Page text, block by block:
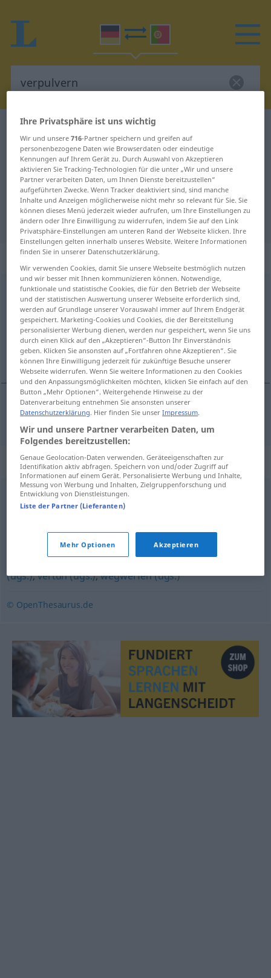
Deutsch-Portugiesisch Wörterbuch
Deutsch-Portugiesisch
Übersetzung für "verpulvern"
"verpulvern" Portugiesisch
Übersetzung
„verpulvern“
verpulvern [fɛrˈpʊlvərn] <-re; verpulvern>
Übersicht aller Übersetzungen
(Für mehr Details die Übersetzung anklicken/antippen)
malbaratar
malbaratar verpulvern
Synonyme für "verpulvern"
wegschmeißen (ugs.),verschleudern (ugs.)
verprassen
durchbringen (Vermögen)
verjubeln (ugs.),aasen (mit) (ugs.),verplempern
(ugs.),vertun (ugs.),wegwerfen (ugs.)
© OpenThesaurus.de
Ihre Privatsphäre ist uns wichtig
Wir und unsere716-Partner speichern und greifen auf
personenbezogene Daten wie Browserdaten oder eindeutige
Kennungen auf Ihrem Gerät zu. Durch Auswahl von Akzeptieren
aktivieren Sie Tracking-Technologien für die unter „Wir und unsere
Partner verarbeiten Daten, um Ihnen Dienste bereitzustellen“
aufgeführten Zwecke. Wenn Tracker deaktiviert sind, sind manche
Inhalte und Anzeigen möglicherweise nicht mehr so relevant für Sie. Sie
können dieses Menü jederzeit wieder aufrufen, um Ihre Einstellungen zu
ändern oder Ihre Einwilligung zu widerrufen, indem Sie auf den Link
Privatsphäre-Einstellungen am unteren Rand der Webseite klicken. Ihre
Einstellungen gelten innerhalb unseres Website. Weitere Informationen
finden Sie in unserer Datenschutzerklärung.
Wir verwenden Cookies, damit Sie unsere Webseite bestmöglich nutzen
und wir besser mit Ihnen kommunizieren können. Notwendige,
funktionale und statistische Cookies, die für den Betrieb der Webseite
und der statistischen Auswertung unserer Webseite erforderlich sind,
werden auf Grundlage unserer Vorauswahl immer auf Ihrem Endgerät
gespeichert. Marketing-Cookies und Cookies, die der Bereitstellung
personalisierter Werbung dienen, werden nur gespeichert, wenn Sie uns
durch einen Klick auf den „Akzeptieren“-Button Ihr Einverständnis
geben. Klicken Sie ansonsten auf „Fortfahren ohne Akzeptieren“. Sie
können Ihre Einwilligung jederzeit für zukünftige Besuche unserer
Webseite widerrufen. Wenn Sie weitere Informationen zu den Cookies
und den Anpassungsmöglichkeiten möchten, klicken Sie einfach auf den
Button „Mehr Optionen“. Weitergehende Hinweise zu der
Datenverarbeitung entnehmen Sie ansonsten unserer
Datenschutzerklärung. Hier finden Sie unserImpressum.
Wir und unsere Partner verarbeiten Daten, um
Folgendes bereitzustellen:
Genaue Geolocation-Daten verwenden. Geräteeigenschaften zur
Identifikation aktiv abfragen. Speichern von und/oder Zugriff auf
Informationen auf einem Gerät. Personalisierte Werbung und Inhalte,
Messung von Werbung und Inhalten, Zielgruppenforschung und
Entwicklung von Dienstleistungen.
Liste der Partner (Lieferanten)
Mehr Optionen Akzeptieren